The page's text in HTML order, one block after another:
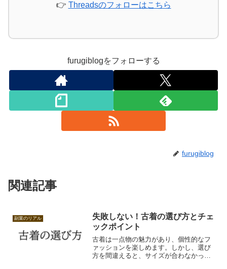
👉 Threadsのフォローはこちら
furugiblogをフォローする
furugiblog
関連記事
副業のリアル
失敗しない！古着の選び方とチェ
ックポイント
古着は一点物の魅力があり、個性的なフ
ァッションを楽しめます。しかし、選び
方を間違えると、サイズが合わなかった